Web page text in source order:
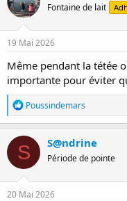
i
o
n
s
Fontaine de lait
19 Mai 2026
Même pendant la tétée
importante pour éviter
R
é
a
c
t
i
o
n
s
Poussindemars
S S@ndrine
Période de pointe
20 Mai 2026